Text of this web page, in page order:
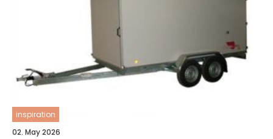
inspiration
02. May 2026